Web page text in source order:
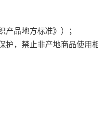
产品地方标准》）；
，禁止非产地商品使用